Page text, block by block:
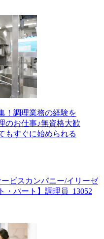
！調理業務の経験を
のお仕事♪無資格大歓
もすぐに始められる
ビスカンパニー/イリーゼ
・パート】調理員_13052